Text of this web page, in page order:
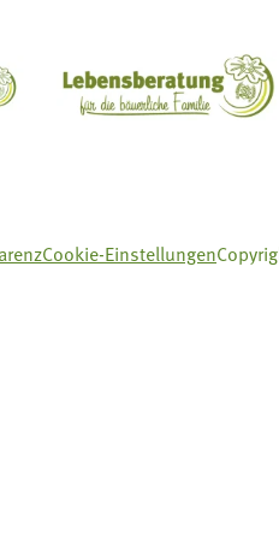
Mit Bäuerinnen
Cookie-Einstellungen